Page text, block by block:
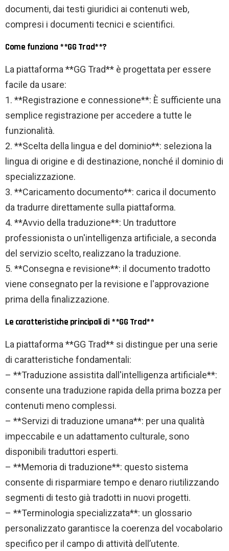
documenti, dai testi giuridici ai contenuti web,
compresi i documenti tecnici e scientifici.
Come funziona **GG Trad**?
La piattaforma **GG Trad** è progettata per essere
facile da usare:
1. **Registrazione e connessione**: È sufficiente una
semplice registrazione per accedere a tutte le
funzionalità.
2. **Scelta della lingua e del dominio**: seleziona la
lingua di origine e di destinazione, nonché il dominio di
specializzazione.
3. **Caricamento documento**: carica il documento
da tradurre direttamente sulla piattaforma.
4. **Avvio della traduzione**: Un traduttore
professionista o un'intelligenza artificiale, a seconda
del servizio scelto, realizzano la traduzione.
5. **Consegna e revisione**: il documento tradotto
viene consegnato per la revisione e l'approvazione
prima della finalizzazione.
Le caratteristiche principali di **GG Trad**
La piattaforma **GG Trad** si distingue per una serie
di caratteristiche fondamentali:
– **Traduzione assistita dall'intelligenza artificiale**:
consente una traduzione rapida della prima bozza per
contenuti meno complessi.
– **Servizi di traduzione umana**: per una qualità
impeccabile e un adattamento culturale, sono
disponibili traduttori esperti.
– **Memoria di traduzione**: questo sistema
consente di risparmiare tempo e denaro riutilizzando
segmenti di testo già tradotti in nuovi progetti.
– **Terminologia specializzata**: un glossario
personalizzato garantisce la coerenza del vocabolario
specifico per il campo di attività dell’utente.